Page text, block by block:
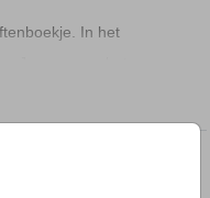
In het
JE DIT OOK